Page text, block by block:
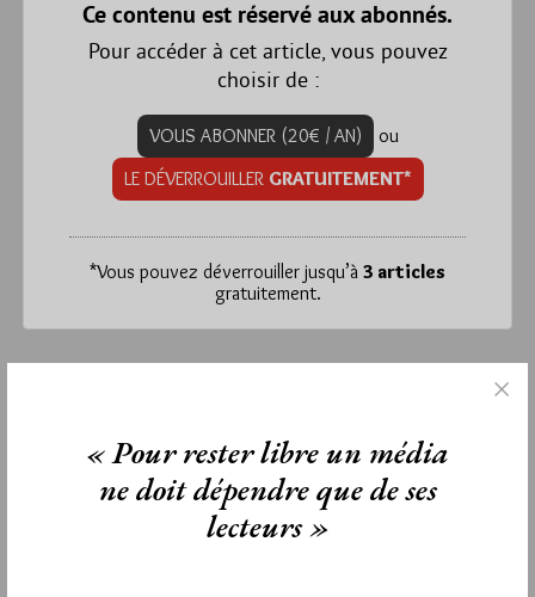
Ce contenu est réservé aux abonnés.
Pour accéder à cet article, vous pouvez
choisir de :
VOUS ABONNER (20€ / AN)
ou
LE DÉVERROUILLER GRATUITEMENT*
*Vous pouvez déverrouiller jusqu’à 3 articles
gratuitement.
Aucun commentaire
Isis Osiris,Marseille
« Pour rester libre un média
ne doit dépendre que de ses
lecteurs »